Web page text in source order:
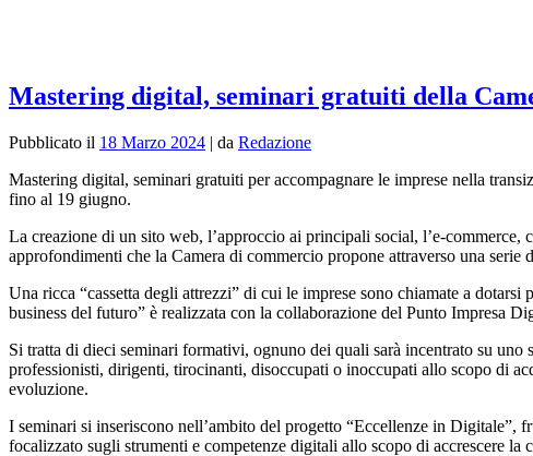
Mastering digital, seminari gratuiti della
Pubblicato il 18 Marzo 2024 | da Redazione
Mastering digital, seminari gratuiti per accompagnare le imprese nella
fino al 19 giugno.
La creazione di un sito web, l’approccio ai principali social, l’e-
approfondimenti che la Camera di commercio propone attraverso una
Una ricca “cassetta degli attrezzi” di cui le imprese sono chiamate a
business del futuro” è realizzata con la collaborazione del Punto Impresa
Si tratta di dieci seminari formativi, ognuno dei quali sarà incentrato su
professionisti, dirigenti, tirocinanti, disoccupati o inoccupati allo scopo di
evoluzione.
I seminari si inseriscono nell’ambito del progetto “Eccellenze in
focalizzato sugli strumenti e competenze digitali allo scopo di accrescere